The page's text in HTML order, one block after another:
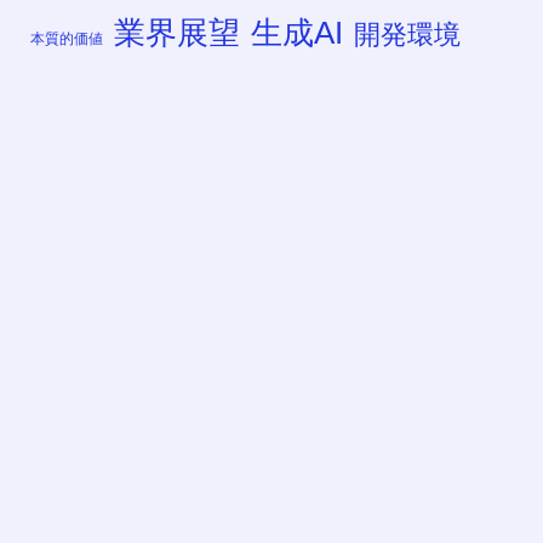
本質的価値 業界展望 生成AI 開発環境